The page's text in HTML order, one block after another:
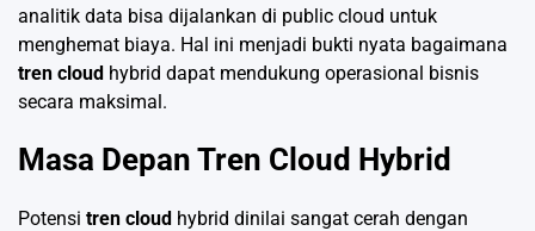
analitik data bisa dijalankan di public cloud untuk
menghemat biaya. Hal ini menjadi bukti nyata bagaimana
tren cloud hybrid dapat mendukung operasional bisnis
secara maksimal.
Masa Depan Tren Cloud Hybrid
Potensi tren cloud hybrid dinilai sangat cerah dengan